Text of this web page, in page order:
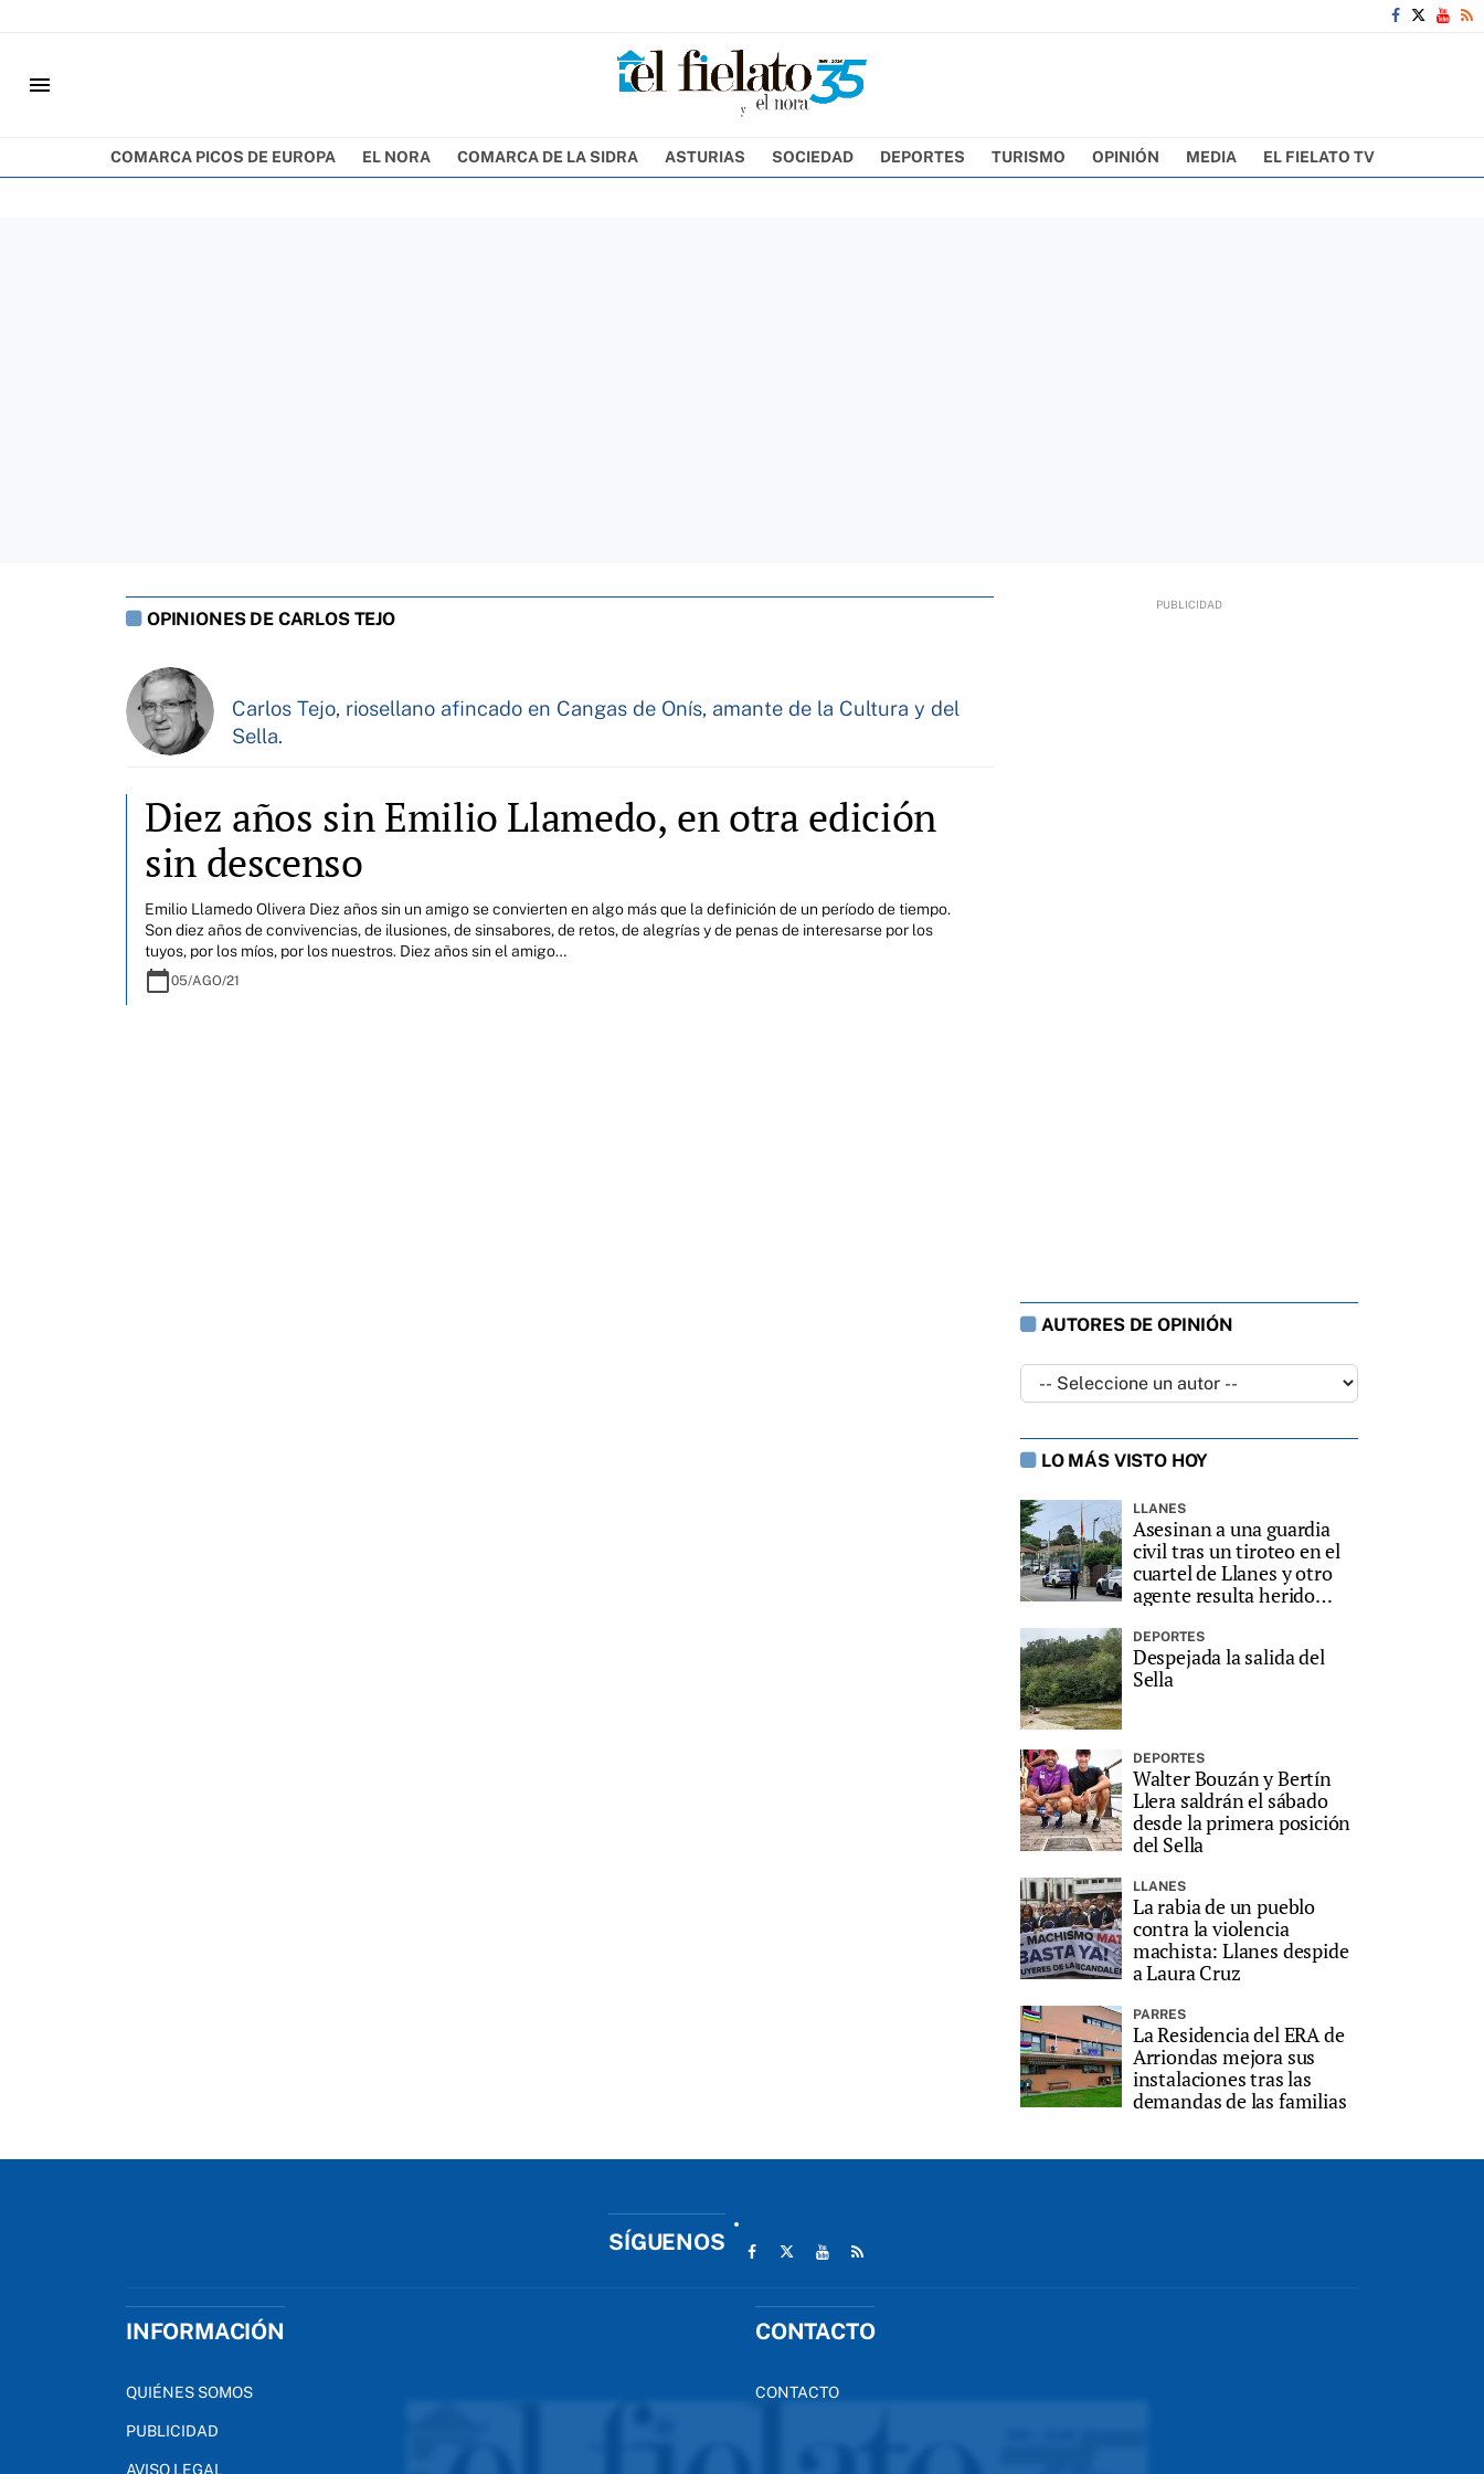
menu
COMARCA PICOS DE EUROPA EL NORA COMARCA DE LA SIDRA ASTURIAS SOCIEDAD DEPORTES TURISMO OPINIÓN MEDIA EL FIELATO TV
OPINIONES DE CARLOS TEJO
Carlos Tejo, riosellano afincado en Cangas de Onís, amante de la Cultura y del
Sella.
Diez años sin Emilio Llamedo, en otra edición
sin descenso
Emilio Llamedo Olivera Diez años sin un amigo se convierten en algo más que la definición de un período de tiempo.
Son diez años de convivencias, de ilusiones, de sinsabores, de retos, de alegrías y de penas de interesarse por los
tuyos, por los míos, por los nuestros. Diez años sin el amigo…
calendar_today05/AGO/21
AUTORES DE OPINIÓN
LO MÁS VISTO HOY
LLANES
Asesinan a una guardia
civil tras un tiroteo en el
cuartel de Llanes y otro
agente resulta herido
DEPORTES
Despejada la salida del
Sella
DEPORTES
Walter Bouzán y Bertín
Llera saldrán el sábado
desde la primera posición
del Sella
LLANES
La rabia de un pueblo
contra la violencia
machista: Llanes despide
a Laura Cruz
PARRES
La Residencia del ERA de
Arriondas mejora sus
instalaciones tras las
demandas de las familias
SÍGUENOS
INFORMACIÓN
QUIÉNES SOMOS
PUBLICIDAD
AVISO LEGAL
CONTACTO
CONTACTO